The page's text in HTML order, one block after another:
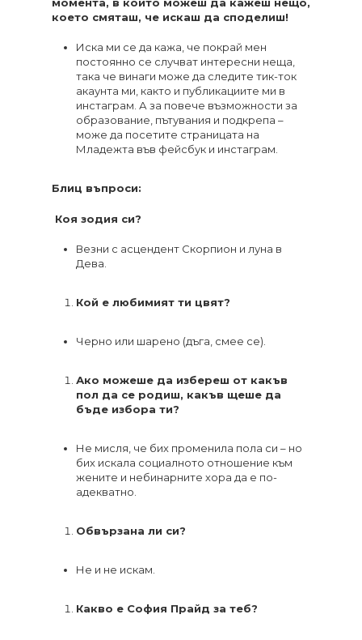
което смяташ, че искаш да споделиш!
Иска ми се да кажа, че покрай мен
постоянно се случват интересни неща,
така че винаги може да следите тик-ток
акаунта ми, както и публикациите ми в
инстаграм. А за повече възможности за
образование, пътувания и подкрепа –
може да посетите страницата на
Младежта във фейсбук и инстаграм.
Блиц въпроси:
Коя зодия си?
Везни с асцендент Скорпион и луна в
Дева.
Кой е любимият ти цвят?
Черно или шарено (дъга, смее се).
Ако можеше да избереш от какъв
пол да се родиш, какъв щеше да
бъде избора ти?
Не мисля, че бих променила пола си – но
бих искала социалното отношение към
жените и небинарните хора да е по-
адекватно.
Обвързана ли си?
Не и не искам.
Какво е София Прайд за теб?